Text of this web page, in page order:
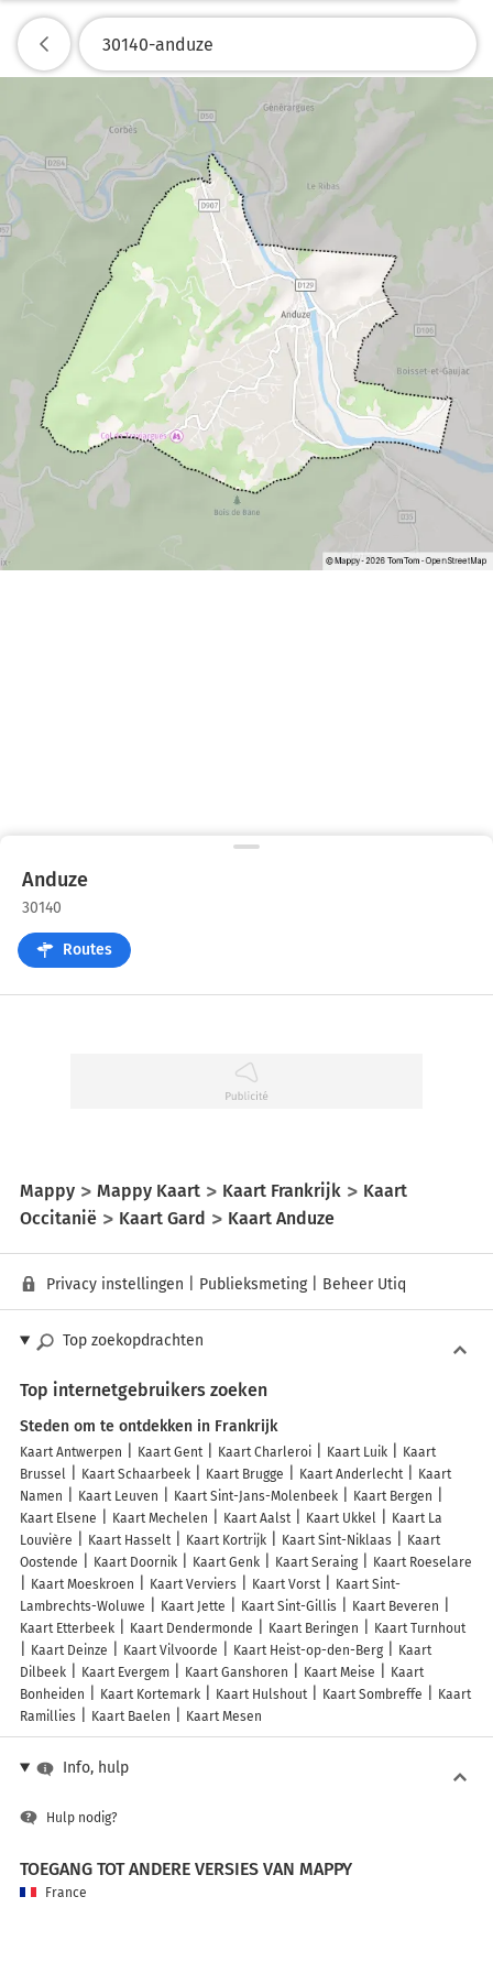
Anduze
30140
Routes
Mappy Mappy Kaart Kaart Frankrijk
Kaart
Occitanië
Kaart Gard Kaart Anduze
Privacy instellingen Publieksmeting| Beheer Utiq
Top zoekopdrachten
Top internetgebruikers zoeken
Steden om te ontdekken in Frankrijk
Kaart Antwerpen Kaart Gent Kaart Charleroi Kaart Luik
Kaart
Brussel
Kaart Schaarbeek Kaart Brugge Kaart Anderlecht
Kaart
Namen
Kaart Leuven Kaart Sint-Jans-Molenbeek
Kaart Bergen
Kaart Elsene
Kaart Mechelen Kaart Aalst Kaart Ukkel
Kaart La
Louvière
Kaart Hasselt Kaart Kortrijk Kaart Sint-Niklaas
Kaart
Oostende
Kaart Doornik Kaart Genk Kaart Seraing
Kaart Roeselare
Kaart Moeskroen
Kaart Verviers Kaart Vorst
Kaart Sint-
Lambrechts-Woluwe
Kaart Jette Kaart Sint-Gillis
Kaart Beveren
Kaart Etterbeek
Kaart Dendermonde Kaart Beringen
Kaart Turnhout
Kaart Deinze
Kaart Vilvoorde Kaart Heist-op-den-Berg
Kaart
Dilbeek
Kaart Evergem Kaart Ganshoren Kaart Meise
Kaart
Bonheiden
Kaart Kortemark Kaart Hulshout Kaart Sombreffe
Kaart
Ramillies
Kaart Baelen Kaart Mesen
Info, hulp
Hulp nodig?
TOEGANG TOT ANDERE VERSIES VAN MAPPY
France